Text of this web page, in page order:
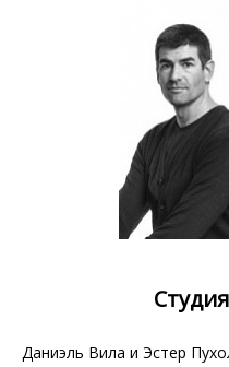
Даниэль Вила и Эстер